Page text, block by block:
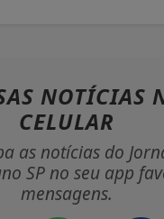
NOTÍCIAS
CELULAR
as notícias do
SP no seu app
mensagens.